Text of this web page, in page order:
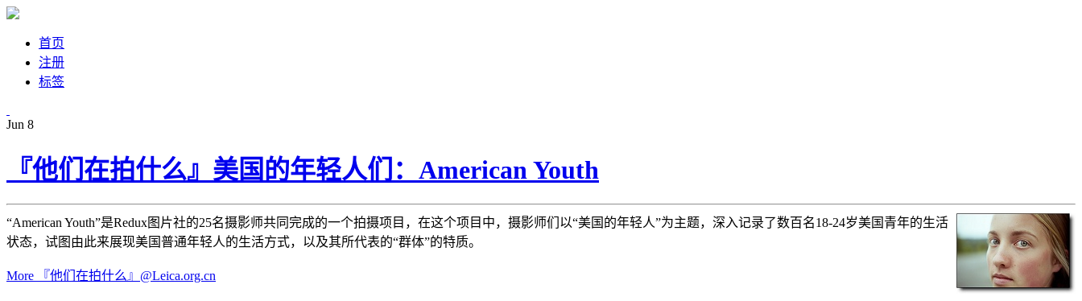
首页
注册
标签
Jun 8
『他们在拍什么』美国的年轻人们：American Youth
“American Youth”是Redux图片社的25名摄影师共同完成的一个拍摄项目，在这个项目中，摄影师们以“美国的年轻人”为主题，深入记录了数百名18-24岁美国青年的生活
状态，试图由此来展现美国普通年轻人的生活方式，以及其所代表的“群体”的特质。
More 『他们在拍什么』@Leica.org.cn